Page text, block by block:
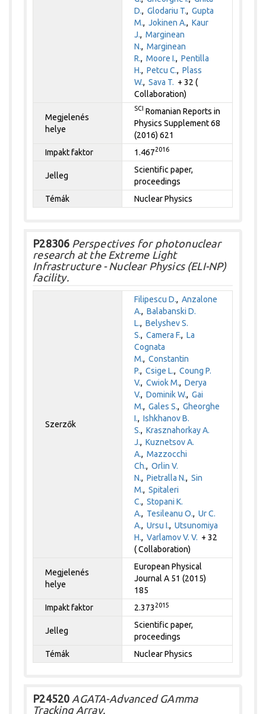
D.,Glodariu T.,Gupta
M.,Jokinen A.,Kaur
J.,Marginean
N.,Marginean
R.,Moore I.,Pentilla
H.,Petcu C.,Plass
W.,Sava T. + 32 (
Collaboration)
Megjelenés
helye
SCI Romanian Reports in
Physics Supplement 68
(2016) 621
Impakt faktor
1.4672016
Jelleg
Scientific paper,
proceedings
Témák
Nuclear Physics
P28306 Perspectives for photonuclear
research at the Extreme Light
Infrastructure - Nuclear Physics (ELI-NP)
facility.
Szerzők
Filipescu D.,Anzalone
A.,Balabanski D.
L.,Belyshev S.
S.,Camera F.,La
Cognata
M.,Constantin
P.,Csige L.,Coung P.
V.,Cwiok M.,Derya
V.,Dominik W.,Gai
M.,Gales S.,Gheorghe
I.,Ishkhanov B.
S.,Krasznahorkay A.
J.,Kuznetsov A.
A.,Mazzocchi
Ch.,Orlin V.
N.,Pietralla N.,Sin
M.,Spitaleri
C.,Stopani K.
A., Tesileanu O.,Ur C.
A.,Ursu I.,Utsunomiya
H.,Varlamov V. V. + 32
( Collaboration)
Megjelenés
helye
European Physical
Journal A 51 (2015)
185
Impakt faktor
2.373 2015
Jelleg
Scientific paper,
proceedings
Témák
Nuclear Physics
P24520 AGATA-Advanced GAmma
Tracking Array.